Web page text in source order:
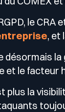
le
, et
la
et le facteur
plus la